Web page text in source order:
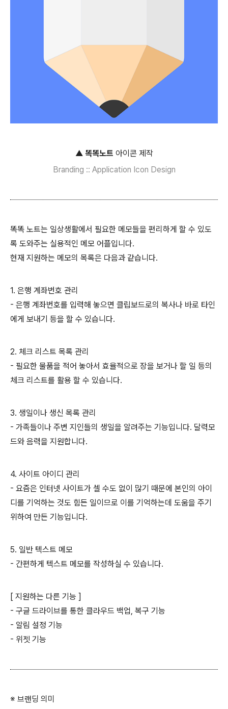
▲ 똑똑노트 아이콘 제작
Branding :: Application Icon Design
똑똑 노트는 일상생활에서 필요한 메모들을 편리하게 할 수 있도
록 도와주는 실용적인 메모 어플입니다.
현재 지원하는 메모의 목록은 다음과 같습니다.
1. 은행 계좌번호 관리
- 은행 계좌번호를 입력해 놓으면 클립보드로의 복사나 바로 타인
에게 보내기 등을 할 수 있습니다.
2. 체크 리스트 목록 관리
- 필요한 물품을 적어 놓아서 효율적으로 장을 보거나 할 일 등의
체크 리스트를 활용 할 수 있습니다.
3. 생일이나 생신 목록 관리
- 가족들이나 주변 지인들의 생일을 알려주는 기능입니다. 달력모
드와 음력을 지원합니다.
4. 사이트 아이디 관리
- 요즘은 인터넷 사이트가 셀 수도 없이 많기 때문에 본인의 아이
디를 기억하는 것도 힘든 일이므로 이를 기억하는데 도움을 주기
위하여 만든 기능입니다.
5. 일반 텍스트 메모
- 간편하게 텍스트 메모를 작성하실 수 있습니다.
[ 지원하는 다른 기능 ]
- 구글 드라이브를 통한 클라우드 백업, 복구 기능
- 알림 설정 기능
- 위젯 기능
※ 브랜딩 의미